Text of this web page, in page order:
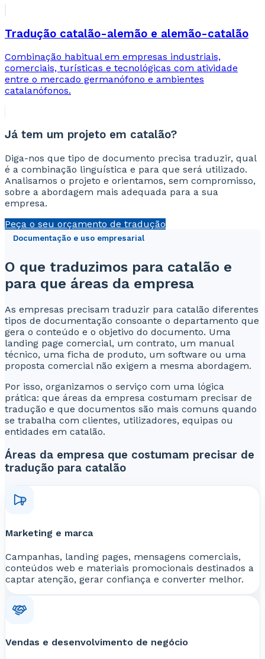
Tradução catalão-alemão e alemão-catalão
Combinação habitual em empresas industriais,
comerciais, turísticas e tecnológicas com atividade
entre o mercado germanófono e ambientes
catalanófonos.
Já tem um projeto em catalão?
Diga-nos que tipo de documento precisa traduzir, qual
é a combinação linguística e para que será utilizado.
Analisamos o projeto e orientamos, sem compromisso,
sobre a abordagem mais adequada para a sua
empresa.
Peça o seu orçamento de tradução
Documentação e uso empresarial
O que traduzimos para catalão e
para que áreas da empresa
As empresas precisam traduzir para catalão diferentes
tipos de documentação consoante o departamento que
gera o conteúdo e o objetivo do documento. Uma
landing page comercial, um contrato, um manual
técnico, uma ficha de produto, um software ou uma
proposta comercial não exigem a mesma abordagem.
Por isso, organizamos o serviço com uma lógica
prática: que áreas da empresa costumam precisar de
tradução e que documentos são mais comuns quando
se trabalha com clientes, utilizadores, equipas ou
entidades em catalão.
Áreas da empresa que costumam precisar de
tradução para catalão
Marketing e marca
Campanhas, landing pages, mensagens comerciais,
conteúdos web e materiais promocionais destinados a
captar atenção, gerar confiança e converter melhor.
Vendas e desenvolvimento de negócio